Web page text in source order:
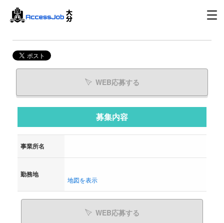
WEB応募する
募集内容
事業所名
勤務地
地図を表示
WEB応募する